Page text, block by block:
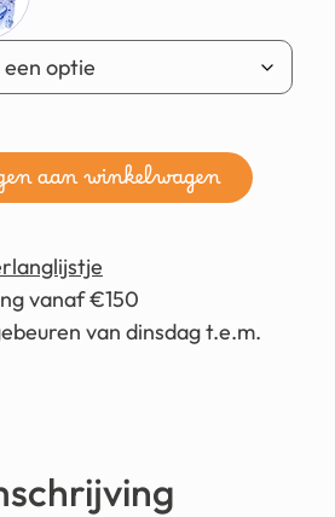
aan winkelwagen
vanaf €150
van dinsdag t.e.m.